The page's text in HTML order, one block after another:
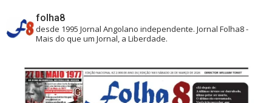
folha8
desde 1995 Jornal Angolano independente.Jornal Folha8 -
Mais do que um Jornal, a Liberdade.